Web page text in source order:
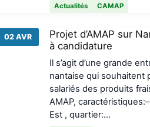
Actualités CAMAP
02 AVR
Projet d’AMAP sur
à candidature
Il s’agit d’une grande
nantaise qui souhaitent
salariés des produits
AMAP,
Est , quartier:…